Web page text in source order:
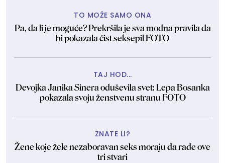
TO MOŽE SAMO ONA
Pa, da li je moguće? Prekršila je sva modna pravila da
bi pokazala čist seksepil FOTO
TAJ HOD...
Devojka Janika Sinera oduševila svet: Lepa Bosanka
pokazala svoju ženstvenu stranu FOTO
ZNATE LI?
Žene koje žele nezaboravan seks moraju da rade ove
tri stvari